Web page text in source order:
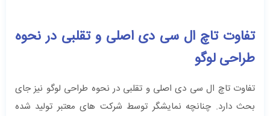
تفاوت تاچ ال سی دی اصلی و تقلبی در نحوه
طراحی لوگو
تفاوت تاچ ال سی دی اصلی و تقلبی در نحوه طراحی لوگو نیز جای
بحث دارد. چنانچه نمایشگر توسط شرکت ‌های معتبر تولید شده